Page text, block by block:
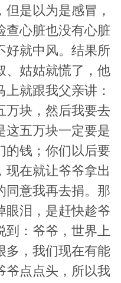
是以为是感冒，
查心脏也没有心脏
好就中风。结果所
、姑姑就慌了，他
就跟我父亲讲：
万块，然后我要去
这五万块一定要是
的钱；你们以后要
现在就让爷爷拿出
同意我再去捐。那
眼泪，是赶快趁爷
到：爷爷，世界上
多，我们现在有能
爷点点头，所以我